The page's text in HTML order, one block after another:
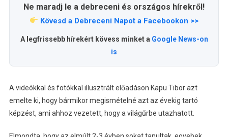
Ne maradj le a debreceni és országos hírekről!
Kövesd a Debreceni Napot a Facebookon >>
A legfrissebb hírekért kövess minket a Google News-on
is
A videókkal és fotókkal illusztrált előadáson Kapu Tibor azt
emelte ki, hogy bármikor megismételné azt az évekig tartó
képzést, ami ahhoz vezetett, hogy a világűrbe utazhatott.